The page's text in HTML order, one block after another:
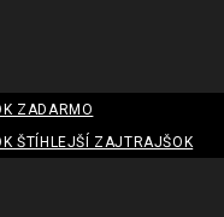
ZADARMO
ŠTÍHLEJŠÍ ZAJTRAJŠOK